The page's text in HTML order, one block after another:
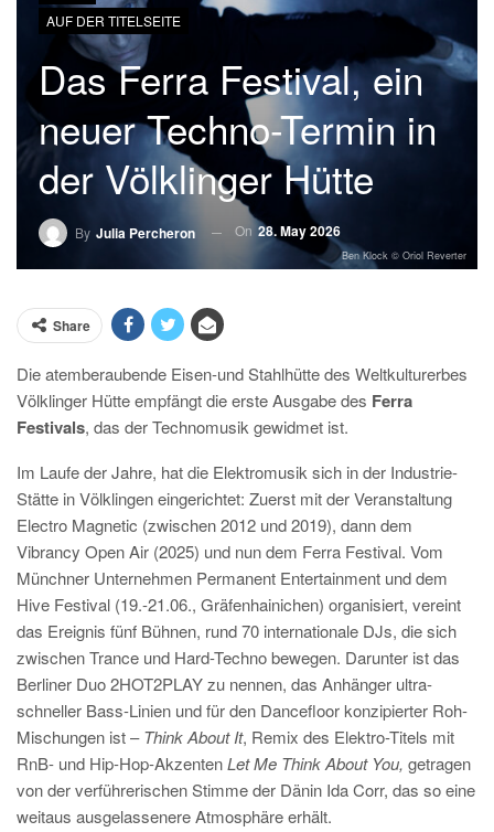
AUF DER TITELSEITE
Das Ferra Festival, ein
neuer Techno-Termin in
der Völklinger Hütte
By Julia Percheron On 28. May 2026
Ben Klock © Oriol Reverter
Share
Die atemberaubende Eisen-und Stahlhütte des Weltkulturerbes
Völklinger Hütte empfängt die erste Ausgabe des Ferra
Festivals, das der Technomusik gewidmet ist.
Im Laufe der Jahre, hat die Elektromusik sich in der Industrie-
Stätte in Völklingen eingerichtet: Zuerst mit der Veranstaltung
Electro Magnetic (zwischen 2012 und 2019), dann dem
Vibrancy Open Air (2025) und nun dem Ferra Festival. Vom
Münchner Unternehmen Permanent Entertainment und dem
Hive Festival (19.-21.06., Gräfenhainichen) organisiert, vereint
das Ereignis fünf Bühnen, rund 70 internationale DJs, die sich
zwischen Trance und Hard-Techno bewegen. Darunter ist das
Berliner Duo 2HOT2PLAY zu nennen, das Anhänger ultra-
schneller Bass-Linien und für den Dancefloor konzipierter Roh-
Mischungen ist –Think About It, Remix des Elektro-Titels mit
RnB- und Hip-Hop-AkzentenLet Me Think About You, getragen
von der verführerischen Stimme der Dänin Ida Corr, das so eine
weitaus ausgelassenere Atmosphäre erhält.